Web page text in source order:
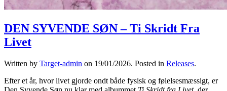
DEN SYVENDE SØN – Ti Skridt Fra
Livet
Written by Target-admin on 19/01/2026. Posted in Releases.
Efter et år, hvor livet gjorde ondt både fysisk og følelsesmæssigt, er